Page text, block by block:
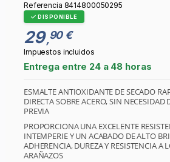
Referencia 8414800050295
DISPONIBLE
29,90 €
Impuestos incluidos
Entrega entre 24 a 48 horas
ESMALTE ANTIOXIDANTE DE SECADO
DIRECTA SOBRE ACERO, SIN
PREVIA
PROPORCIONA UNA EXCELENTE
INTEMPERIE Y UN ACABADO DE ALTO
ADHERENCIA, DUREZA Y RESISTENCIA A
ARAÑAZOS